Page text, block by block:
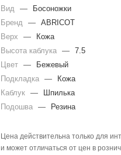
Вид —
Босоножки
Бренд — ABRICOT
Верх
—
Кожа
Высота каблука — 7.5
Цвет —
Бежевый
Подкладка —
Кожа
Каблук —
Шпилька
Подошва — Резина
Цена действительна только для
и может отличаться от цен в